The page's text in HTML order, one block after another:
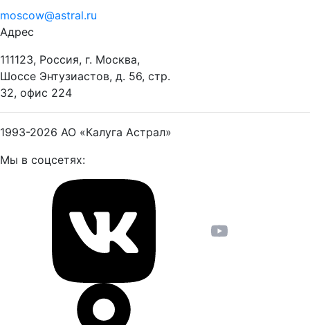
moscow@astral.ru
Адрес
111123, Россия, г. Москва,
Шоссе Энтузиастов, д. 56, стр.
32, офис 224
1993-2026 АО «Калуга Астрал»
Мы в соцсетях: